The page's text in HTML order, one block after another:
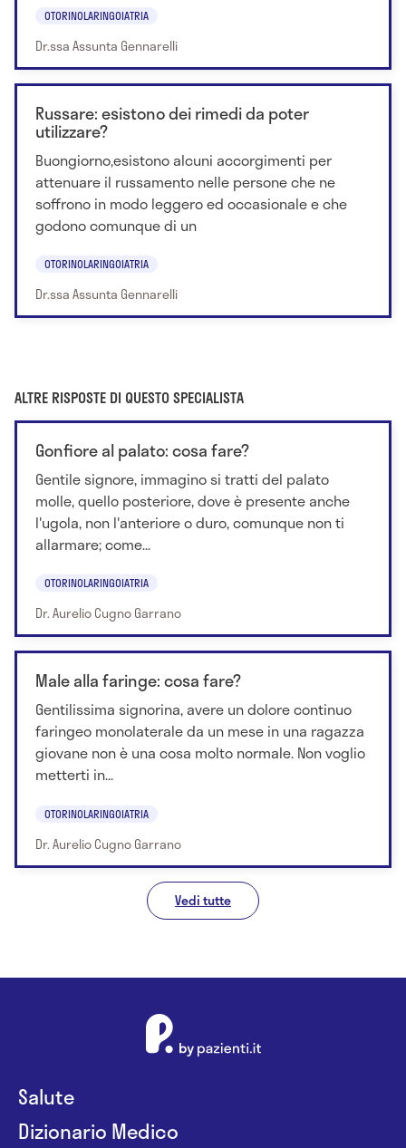
OTORINOLARINGOIATRIA
Dr.ssa Assunta Gennarelli
Russare: esistono dei rimedi da poter
utilizzare?
Buongiorno,esistono alcuni accorgimenti per
attenuare il russamento nelle persone che ne
soffrono in modo leggero ed occasionale e che
godono comunque di un
OTORINOLARINGOIATRIA
Dr.ssa Assunta Gennarelli
ALTRE RISPOSTE DI QUESTO SPECIALISTA
Gonfiore al palato: cosa fare?
Gentile signore, immagino si tratti del palato
molle, quello posteriore, dove è presente anche
l'ugola, non l'anteriore o duro, comunque non ti
allarmare; come...
OTORINOLARINGOIATRIA
Dr. Aurelio Cugno Garrano
Male alla faringe: cosa fare?
Gentilissima signorina, avere un dolore continuo
faringeo monolaterale da un mese in una ragazza
giovane non è una cosa molto normale. Non voglio
metterti in...
OTORINOLARINGOIATRIA
Dr. Aurelio Cugno Garrano
Vedi tutte
Salute
Dizionario Medico